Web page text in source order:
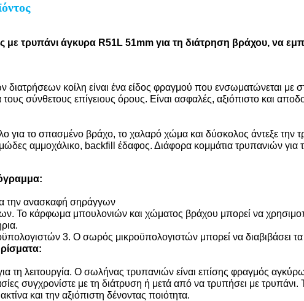
με τρυπάνι άγκυρα R51L 51mm για τη διάτρηση βράχου, να
κοίλη είναι ένα είδος φραγμού που ενσωματώνεται με
τους σύνθετους επίγειους όρους. Είναι ασφαλές, αξιόπιστο και
για το σπασμένο βράχο, το χαλαρό χώμα και δύσκολος άντεξε
αμμοχάλικο, backfill έδαφος. Διάφορα κομμάτια τρυπανιών για
την ανασκαφή σηράγγων
Το κάρφωμα μπουλονιών και χώματος βράχου μπορεί να
3. Ο σωρός μικροϋπολογιστών μπορεί να διαβιβάσει
τη λειτουργία. Ο σωλήνας τρυπανιών είναι επίσης φραγμός
συγχρονίστε με τη διάτρυση ή μετά από να τρυπήσει με
και την αξιόπιστη δένοντας ποιότητα.